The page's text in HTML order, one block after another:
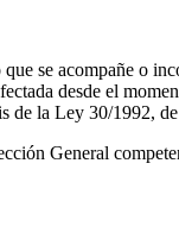
se acompañe o
desde el
de la Ley 30/1992,
General